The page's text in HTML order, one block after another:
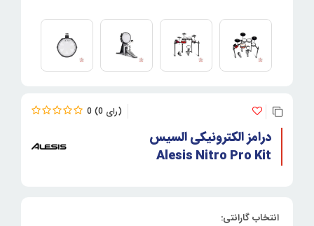
0 0
درامز الکترونیکی السیس
Alesis Nitro Pro Kit
انتخاب گارانتی: